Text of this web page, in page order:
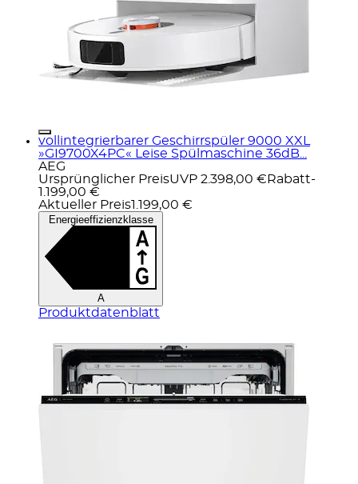
vollintegrierbarer Geschirrspüler 9000 XXL
»GI9700X4PC« Leise Spülmaschine 36dB...
AEG
Ursprünglicher PreisUVP 2.398,00 € Rabatt-
1.199,00 €
Aktueller Preis1.199,00 €
Energieeffizienzklasse
A
Produktdatenblatt